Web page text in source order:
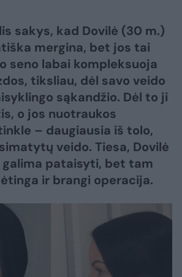
sakys, kad Dovilė (30 m.)
mergina, bet jos tai
seno labai kompleksuoja
tiksliau, dėl savo veido
sąkandžio. Dėl to ji
o jos nuotraukos
– daugiausia iš tolo,
veido. Tiesa, Dovilė
pataisyti, bet tam
ir brangi operacija.